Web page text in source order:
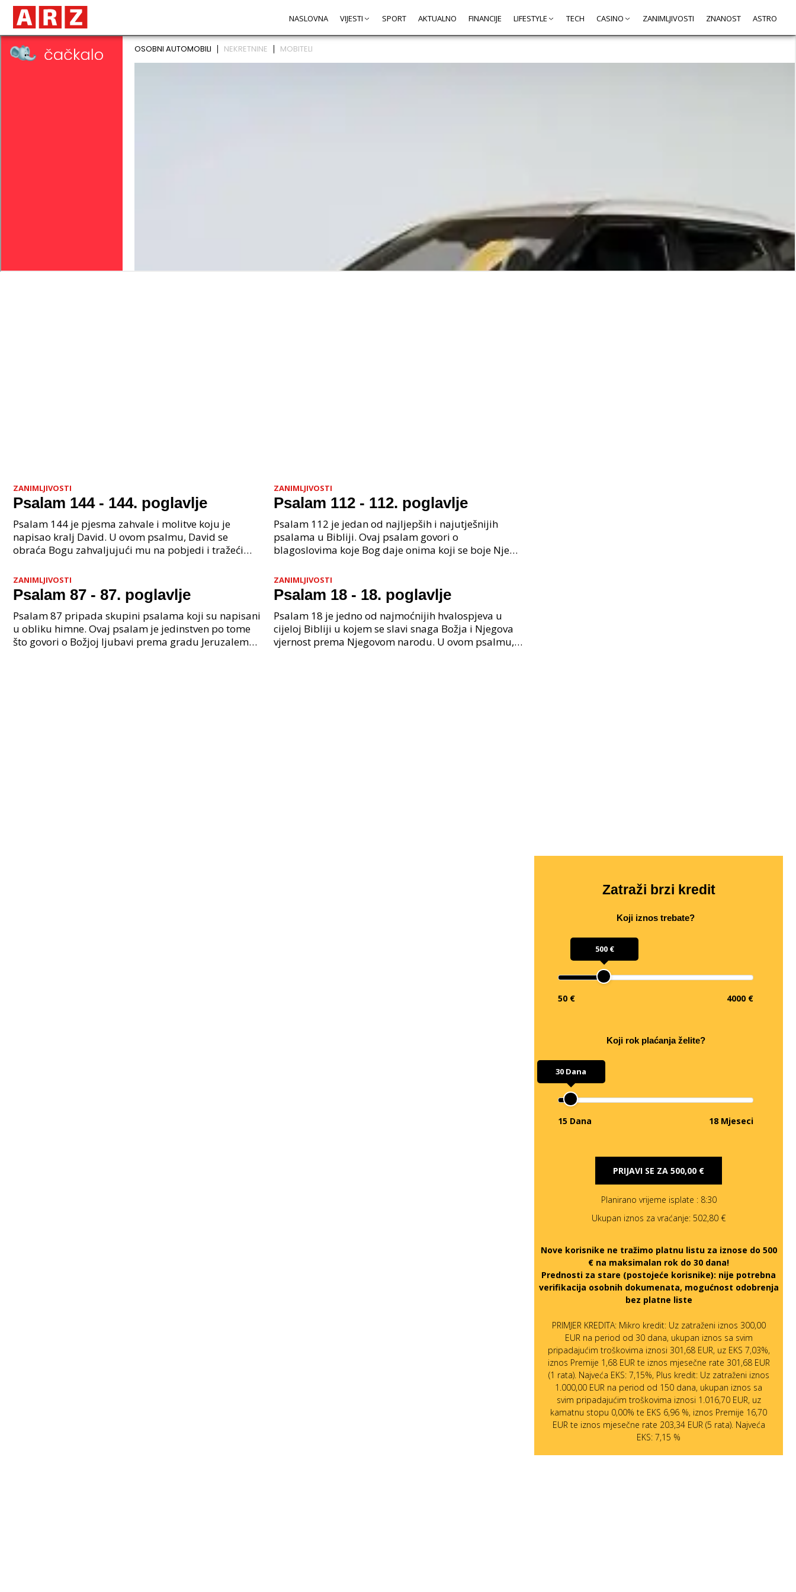
NASLOVNA VIJESTI SPORT AKTUALNO FINANCIJE LIFESTYLE TECH CASINO ZANIMLJIVOSTI ZNANOST ASTRO
ZANIMLJIVOSTI
Psalam 144 - 144. poglavlje
Psalam 144 je pjesma zahvale i molitve koju je
napisao kralj David. U ovom psalmu, David se
obraća Bogu zahvaljujući mu na pobjedi i tražeći
prv
ZANIMLJIVOSTI
Psalam 112 - 112. poglavlje
Psalam 112 je jedan od najljepših i najutješnijih
psalama u Bibliji. Ovaj psalam govori o
blagoslovima koje Bog daje onima koji se boje Njega
započinje ri
ZANIMLJIVOSTI
Psalam 87 - 87. poglavlje
Psalam 87 pripada skupini psalama koji su napisani
u obliku himne. Ovaj psalam je jedinstven po tome
što govori o Božjoj ljubavi prema gradu Jeruzalemu.
ZANIMLJIVOSTI
Psalam 18 - 18. poglavlje
Psalam 18 je jedno od najmoćnijih hvalospjeva u
cijeloj Bibliji u kojem se slavi snaga Božja i Njegova
vjernost prema Njegovom narodu. U ovom psalmu,
Zatraži brzi kredit
Koji iznos trebate?
500 €
50 € 4000 €
Koji rok plaćanja želite?
30 Dana
15 Dana 18 Mjeseci
PRIJAVI SE ZA 500,00 €
Planirano vrijeme isplate : 8:30
Ukupan iznos za vraćanje: 502,80 €
Nove korisnike ne tražimo platnu listu za iznose do 500
€ na maksimalan rok do 30 dana!
Prednosti za stare (postojeće korisnike): nije potrebna
verifikacija osobnih dokumenata, mogućnost odobrenja
bez platne liste
PRIMJER KREDITA: Mikro kredit: Uz zatraženi iznos 300,00
EUR na period od 30 dana, ukupan iznos sa svim
pripadajućim troškovima iznosi 301,68 EUR, uz EKS 7,03%,
iznos Premije 1,68 EUR te iznos mjesečne rate 301,68 EUR
(1 rata). Najveća EKS: 7,15%, Plus kredit: Uz zatraženi iznos
1.000,00 EUR na period od 150 dana, ukupan iznos sa
svim pripadajućim troškovima iznosi 1.016,70 EUR, uz
kamatnu stopu 0,00% te EKS 6,96 %, iznos Premije 16,70
EUR te iznos mjesečne rate 203,34 EUR (5 rata). Najveća
EKS: 7,15 %